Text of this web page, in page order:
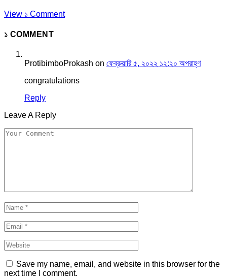
View ১ Comment
১ COMMENT
ProtibimboProkash on ফেব্রুয়ারি ৫, ২০২২ ১২:২০ অপরাহ্ণ
congratulations
Reply
Leave A Reply
Save my name, email, and website in this browser for the
next time I comment.